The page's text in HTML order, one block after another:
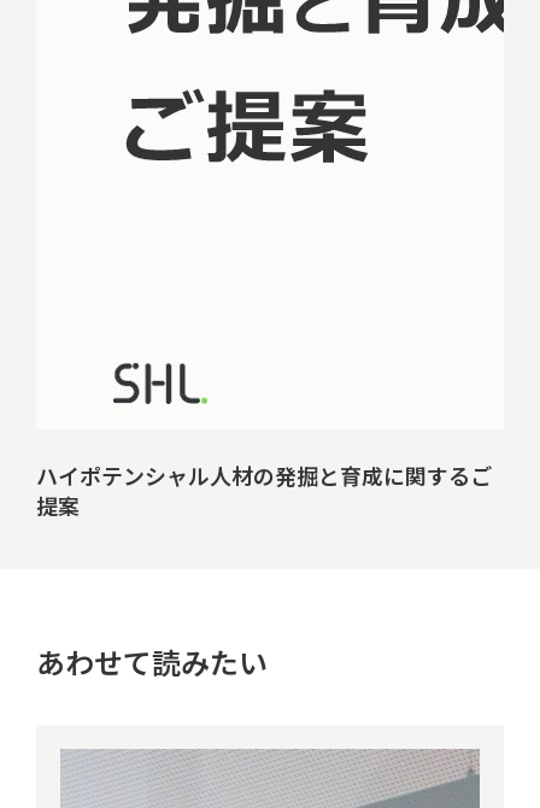
ハイポテンシャル人材の発掘と育成に関するご
提案
あわせて読みたい